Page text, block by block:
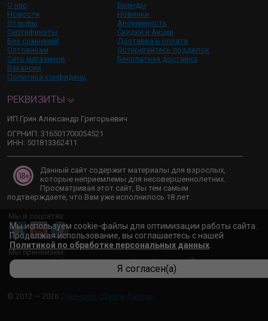
О нас
Новости
Отзывы
Сертификаты
Без сомнений!
Оптовикам
Сеть магазинов
Вакансии
Политика конфиденц.
Бренды
Новинки
Анонимность
Скидки и Акции
Доставка и оплата
Остерегайтесь подделок
Бесплатная доставка
РЕКВИЗИТЫ
ИП Грин Александр Григорьевич
ОГРНИП: 316501700054521
ИНН: 501813362411
Данный сайт содержит материалы для взрослых,
которые неприемлемы для несовершеннолетних.
Просматривая этот сайт, Вы тем самым
подтверждаете, что Вам уже исполнилось 18 лет.
Мы в соцсетях:
Мы принимаем:
© 2012 — 2026 Секс-шоп «Джага Джага»
Мы используем cookie-файлы для оптимизации работы сайта.
Продолжая использование, вы соглашаетесь с нашей
Политикой по обработке персональных данных
Я согласен(а)